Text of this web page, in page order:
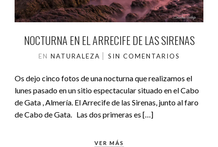
NOCTURNA EN EL ARRECIFE DE LAS SIRENAS
EN NATURALEZA SIN COMENTARIOS
Os dejo cinco fotos de una nocturna que realizamos el
lunes pasado en un sitio espectacular situado en el Cabo
de Gata , Almería. El Arrecife de las Sirenas, junto al faro
de Cabo de Gata. Las dos primeras es […]
VER MÁS